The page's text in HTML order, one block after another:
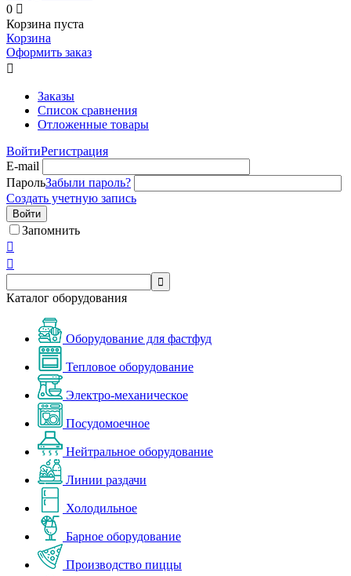
0 
Корзина пуста
Корзина
Оформить заказ

Заказы
Список сравнения
Отложенные товары
ВойтиРегистрация
E-mail
ПарольЗабыли пароль?
Создать учетную запись
Войти
Запомнить



Каталог оборудования
Оборудование для фастфуд
Тепловое оборудование
Электро-механическое
Посудомоечное
Нейтральное оборудование
Линии раздачи
Холодильное
Барное оборудование
Производство пиццы